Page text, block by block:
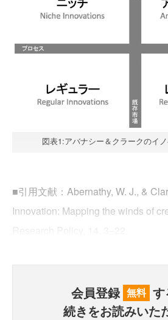
図表1:アバナシー＆クラークのイ
■引用文献：Abernathy, W. J., &
Innovation: Mapping the winds of
会員登録 無料 す
続きをお読みいた